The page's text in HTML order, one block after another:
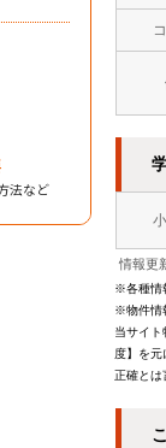
情報更
※各種情
※物件情
当サイ
度】を
正確とは
法など